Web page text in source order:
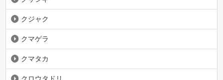
クジャク
クマゲラ
クマタカ